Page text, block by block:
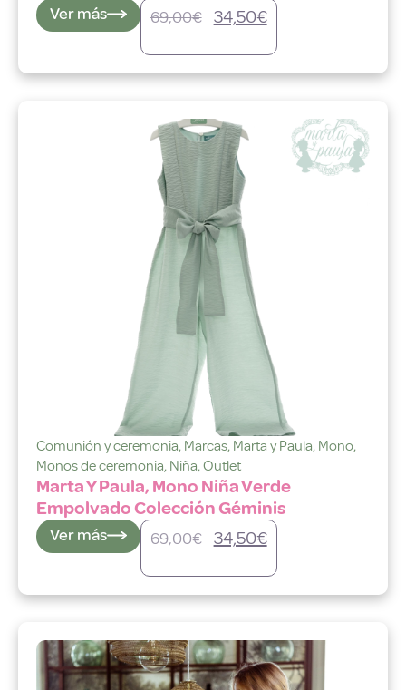
Ver más 69,00€ 34,50€
Comunión y ceremonia, Marcas, Marta y Paula, Mono,
Monos de ceremonia, Niña,Outlet
Marta Y Paula, Mono Niña Verde
Empolvado Colección Géminis
Ver más 69,00€ 34,50€